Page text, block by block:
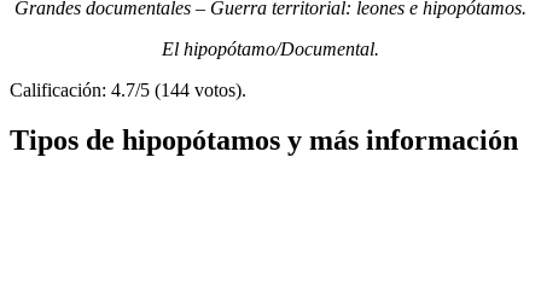
Grandes documentales – Guerra territorial: leones e hipopótamos.
El hipopótamo/Documental.
Calificación: 4.7/5 (144 votos).
Tipos de hipopótamos y más información